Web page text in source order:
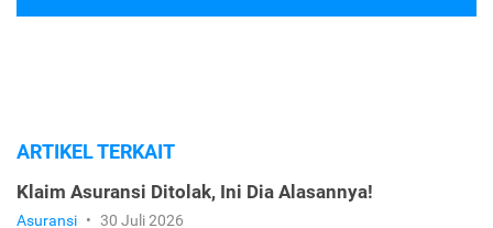
ARTIKEL TERKAIT
Klaim Asuransi Ditolak, Ini Dia Alasannya!
Asuransi • 30 Juli 2026